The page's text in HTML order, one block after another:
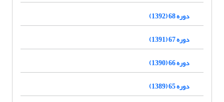
دوره 68 (1392)
دوره 67 (1391)
دوره 66 (1390)
دوره 65 (1389)